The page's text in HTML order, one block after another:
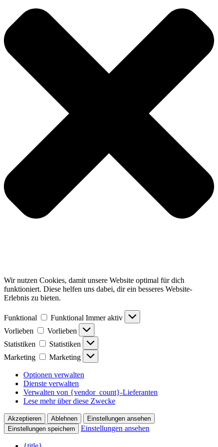
Wir nutzen Cookies, damit unsere Website optimal für dich
funktioniert. Diese helfen uns dabei, dir ein besseres Website-
Erlebnis zu bieten.
Funktional Funktional Immer aktiv
Vorlieben
Vorlieben
Statistiken
Statistiken
Marketing
Marketing
Optionen verwalten
Dienste verwalten
Verwalten von {vendor_count}-Lieferanten
Lese mehr über diese Zwecke
Akzeptieren Ablehnen
Einstellungen ansehen
Einstellungen speichern
Einstellungen ansehen